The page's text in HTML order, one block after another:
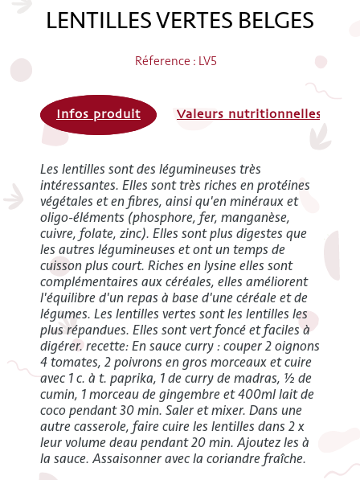
LENTILLES VERTES BELGES
Réference : LV5
Infos produit Valeurs nutritionnelles
Les lentilles sont des légumineuses très
intéressantes. Elles sont très riches en protéines
végétales et en fibres, ainsi qu'en minéraux et
oligo-éléments (phosphore, fer, manganèse,
cuivre, folate, zinc). Elles sont plus digestes que
les autres légumineuses et ont un temps de
cuisson plus court. Riches en lysine elles sont
complémentaires aux céréales, elles améliorent
l'équilibre d'un repas à base d'une céréale et de
légumes. Les lentilles vertes sont les lentilles les
plus répandues. Elles sont vert foncé et faciles à
digérer. recette: En sauce curry : couper 2 oignons
4 tomates, 2 poivrons en gros morceaux et cuire
avec 1 c. à t. paprika, 1 de curry de madras, ½ de
cumin, 1 morceau de gingembre et 400ml lait de
coco pendant 30 min. Saler et mixer. Dans une
autre casserole, faire cuire les lentilles dans 2 x
leur volume deau pendant 20 min. Ajoutez les à
la sauce. Assaisonner avec la coriandre fraîche.